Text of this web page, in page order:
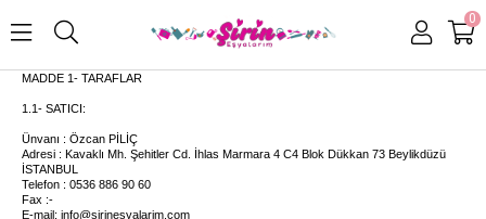
0
MADDE 1- TARAFLAR
1.1- SATICI:
Ünvanı : Özcan PİLİÇ
Adresi : Kavaklı Mh. Şehitler Cd. İhlas Marmara 4 C4 Blok Dükkan 73 Beylikdüzü
İSTANBUL
Telefon : 0536 886 90 60
Fax :-
E-mail: info@sirinesyalarim.com